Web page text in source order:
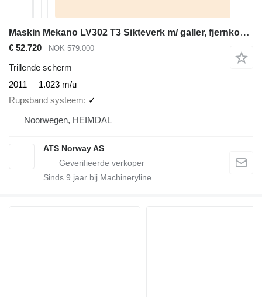
Maskin Mekano LV302 T3 Sikteverk m/ galler, fjernkontroll, nye duker og bånd
€ 52.720 NOK 579.000
Trillende scherm
2011
1.023 m/u
Rupsband systeem
✓
Noorwegen, HEIMDAL
ATS Norway AS
Sinds 9 jaar bij Machineryline